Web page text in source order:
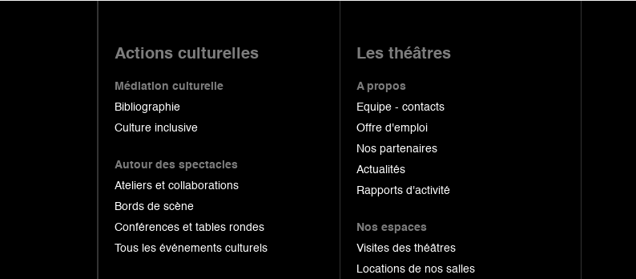
Actions culturelles
Médiation culturelle
Bibliographie
Culture inclusive
Autour des spectacles
Ateliers et collaborations
Bords de scène
Conférences et tables rondes
Tous les événements culturels
Les théâtres
A propos
Equipe - contacts
Offre d'emploi
Nos partenaires
Actualités
Rapports d'activité
Nos espaces
Visites des théâtres
Locations de nos salles